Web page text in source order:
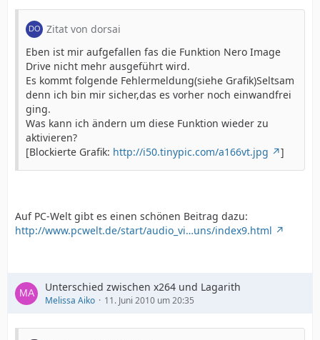
Audio=DirectShowSource("AudioFile_81.ac3")
Audiodub(Video,Audio)
ColorMatrix(hints=true, interlaced=true, threads=0)
tfm(order=-1).tdecimate(hybrid=1)
TemporalCleaner(ythresh=5, cthresh=10)
crop( 2, 0, -2, 0)
Spline36Resize(640,480).SPresso() # Spline36 (Neutral)
FFT3DFilter(sigma=2.0, plane=0, bw=48, bh=48, bt=3,
ow=16, oh=16, sharpen=0, interlaced=true)
Tweak(sat=1.1, bright=-2)
FastLineDarken(strength=128, thinning=0, threshold=6)
Zitat von dorsai
Eben ist mir aufgefallen fas die Funktion Nero Image
Drive nicht mehr ausgeführt wird.
Es kommt folgende Fehlermeldung(siehe Grafik)Seltsam
denn ich bin mir sicher,das es vorher noch einwandfrei
ging.
Was kann ich ändern um diese Funktion wieder zu
aktivieren?
[Blockierte Grafik: http://i50.tinypic.com/a166vt.jpg ]
Auf PC-Welt gibt es einen schönen Beitrag dazu:
http://www.pcwelt.de/start/audio_vi…uns/index9.html
Unterschied zwischen x264 und Lagarith
Melissa Aiko 11. Juni 2010 um 20:35